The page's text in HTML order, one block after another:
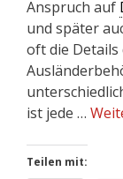
Anspruch auf
und später
oft die Details
ist jede …
Teilen mit: